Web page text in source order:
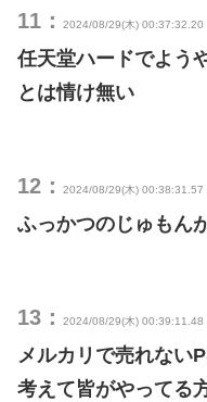
11： 2024/08/29(木) 00:37:32.20
任天堂ハードでよう
とは情け無い
12： 2024/08/29(木) 00:38:31.57
ふっかつのじゅもん
13： 2024/08/29(木) 00:39:11.48
メルカリで売れない
考えて皆がやってる